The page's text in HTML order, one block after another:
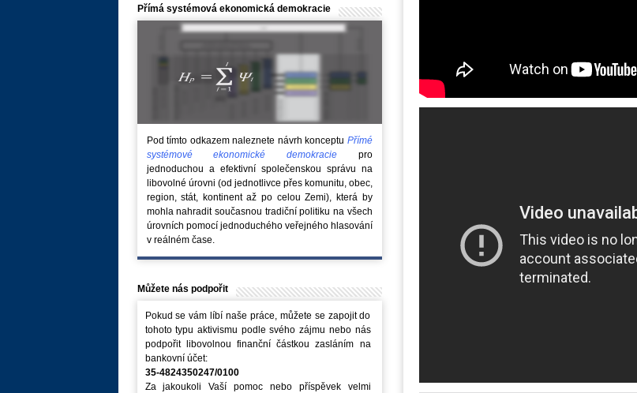
Přímá systémová ekonomická demokracie
Pod tímto odkazem naleznete návrh konceptu Přímé
systémové ekonomické demokracie pro
jednoduchou a efektivní společenskou správu na
libovolné úrovni (od jednotlivce přes komunitu, obec,
region, stát, kontinent až po celou Zemi), která by
mohla nahradit současnou tradiční politiku na všech
úrovních pomocí jednoduchého veřejného hlasování
v reálném čase.
Můžete nás podpořit
Pokud se vám líbí naše práce, můžete se zapojit do
tohoto typu aktivismu podle svého zájmu nebo nás
podpořit libovolnou finanční částkou zasláním na
bankovní účet:
35-4824350247/0100
Za jakoukoli Vaší pomoc nebo příspěvek velmi